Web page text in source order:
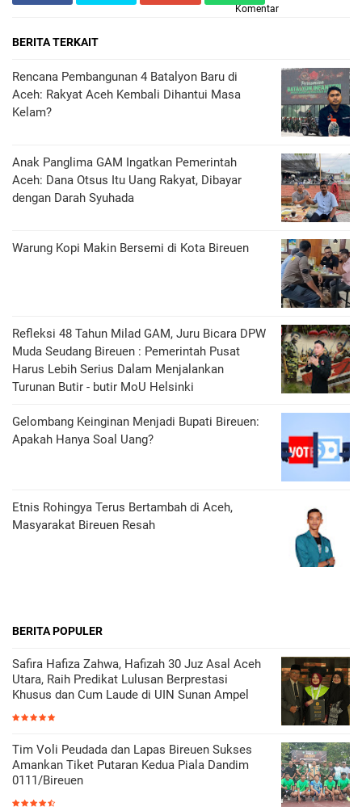
Komentar
BERITA TERKAIT
Rencana Pembangunan 4 Batalyon Baru di
Aceh: Rakyat Aceh Kembali Dihantui Masa
Kelam?
Anak Panglima GAM Ingatkan Pemerintah
Aceh: Dana Otsus Itu Uang Rakyat, Dibayar
dengan Darah Syuhada
Warung Kopi Makin Bersemi di Kota Bireuen
Refleksi 48 Tahun Milad GAM, Juru Bicara DPW
Muda Seudang Bireuen : Pemerintah Pusat
Harus Lebih Serius Dalam Menjalankan
Turunan Butir - butir MoU Helsinki
Gelombang Keinginan Menjadi Bupati Bireuen:
Apakah Hanya Soal Uang?
Etnis Rohingya Terus Bertambah di Aceh,
Masyarakat Bireuen Resah
BERITA POPULER
Safira Hafiza Zahwa, Hafizah 30 Juz Asal Aceh
Utara, Raih Predikat Lulusan Berprestasi
Khusus dan Cum Laude di UIN Sunan Ampel
Tim Voli Peudada dan Lapas Bireuen Sukses
Amankan Tiket Putaran Kedua Piala Dandim
0111/Bireuen